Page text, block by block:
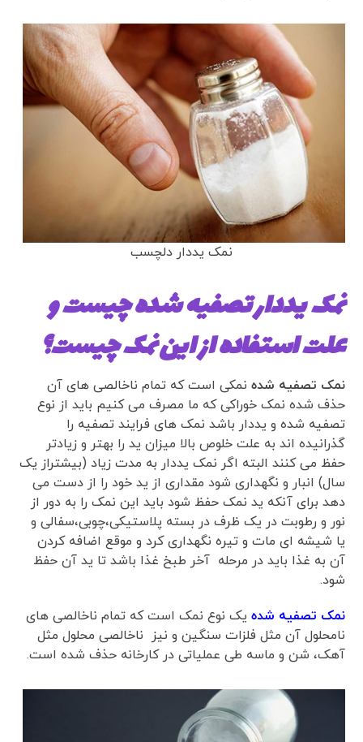
نمک یددار دلچسب
نمک یددار تصفیه شدهچیست و
علت استفاده از این نمک چیست؟
نمک تصفیه شده نمکی است که تمام ناخالصی های آن
حذف شده نمک خوراکی که ما مصرف می کنیم باید از نوع
تصفیه شده و یددار باشد نمک های فرایند تصفیه را
گذرانیده اند به علت خلوص بالا میزان ید را بهتر و زیادتر
حفظ می کنند البته اگر نمک یددار به مدت زیاد (بیشتراز یک
سال) انبار و نگهداری شود مقداری از ید خود را از دست می
دهد برای آنکه ید نمک حفظ شود باید این نمک را به دور از
نور و رطوبت در یک ظرف در بسته پلاستیکی،چوبی،سفالی و
یا شیشه ای مات و تیره نگهداری کرد و موقع اضافه کردن
آن به غذا باید در مرحله آخر طبخ غذا باشد تا ید آن حفظ
شود.
نمک تصفیه شده یک نوع نمک است که تمام ناخالصی های
نامحلول آن مثل فلزات سنگین و نیز ناخالصی محلول مثل
آهک، شن و ماسه طی عملیاتی در کارخانه حذف شده است.